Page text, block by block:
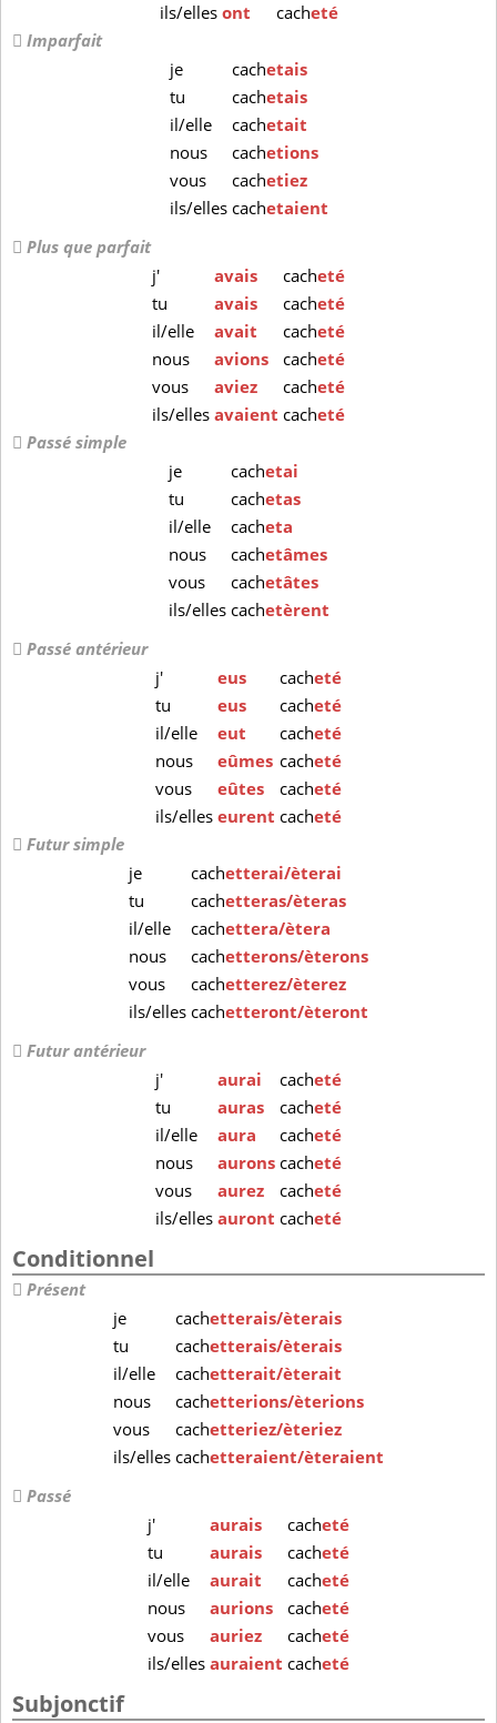
ils/elles ont cacheté
Imparfait
je
cachetais
tu
cachetais
il/elle
cachetait
nous
cachetions
vous
cachetiez
ils/elles cachetaient
Plus que parfait
j'
avais cacheté
tu
avais cacheté
il/elle
avait cacheté
nous
avions cacheté
vous
aviez cacheté
ils/ellesavaient cacheté
Passé simple
je
cachetai
tu
cachetas
il/elle
cacheta
nous
cachetâmes
vous
cachetâtes
ils/elles cachetèrent
Passé antérieur
j'
eus cacheté
tu
eus cacheté
il/elle
eut cacheté
nous
eûmes cacheté
vous
eûtes cacheté
ils/elleseurent cacheté
Futur simple
je
cachetterai/èterai
tu
cachetteras/èteras
il/elle
cachettera/ètera
nous
cachetterons/èterons
vous
cachetterez/èterez
ils/elles cachetteront/èteront
Futur antérieur
j'
aurai cacheté
tu
auras cacheté
il/elle
aura cacheté
nous
aurons cacheté
vous
aurez cacheté
ils/ellesauront cacheté
Conditionnel
Présent
je
cachetterais/èterais
tu
cachetterais/èterais
il/elle
cachetterait/èterait
nous
cachetterions/èterions
vous
cachetteriez/èteriez
ils/elles cachetteraient/èteraient
Passé
j'
aurais cacheté
tu
aurais cacheté
il/elle
aurait cacheté
nous
aurions cacheté
vous
auriez cacheté
ils/ellesauraient cacheté
Subjonctif